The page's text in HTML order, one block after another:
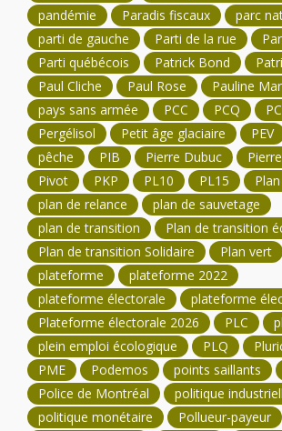
pandémie
Paradis fiscaux parc
parti de gauche
Parti de la rue
Parti québécois
Patrick Bond
Paul Cliche
Paul Rose
Pauline
pays sans armée
PCC PCQ
Pergélisol
Petit âge glaciaire PEV
pêche
PIB Pierre Dubuc
Pivot
PKP PL10 PL15
plan de relance
plan de sauvetage
plan de transition
Plan de transition
Plan de transition Solidaire
Plan vert
plateforme
plateforme 2022
plateforme électorale
plateforme
Plateforme électorale 2026
PLC
plein emploi écologique
PLQ
PME
Podemos points saillants
Police de Montréal
politique
politique monétaire
Pollueur-payeur